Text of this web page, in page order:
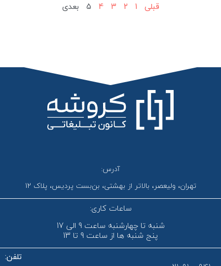
قبلی 1
2
3
4
5 بعدی
آدرس:
تهران، ولیعصر، بالاتر از بهشتی، بن‌بست پردیس، پلاک 12
ساعات کاری:
شنبه تا چهارشنبه ساعت 9 الی 17
پنج شنبه ها از ساعت 9 تا 13
تلفن: